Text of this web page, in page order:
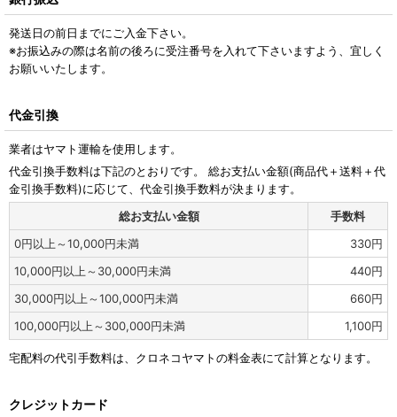
発送日の前日までにご入金下さい。
※お振込みの際は名前の後ろに受注番号を入れて下さいますよう、宜しく
お願いいたします。
代金引換
業者はヤマト運輸を使用します。
代金引換手数料は下記のとおりです。 総お支払い金額(商品代＋送料＋代
金引換手数料)に応じて、代金引換手数料が決まります。
総お支払い金額
手数料
0円以上～10,000円未満 330円
10,000円以上～30,000円未満 440円
30,000円以上～100,000円未満 660円
100,000円以上～300,000円未満 1,100円
宅配料の代引手数料は、クロネコヤマトの料金表にて計算となります。
クレジットカード